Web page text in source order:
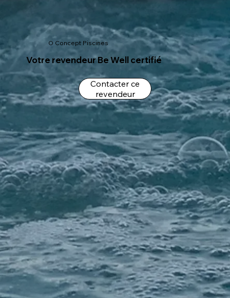
O Concept Piscines
Votre revendeur Be Well certifié
Contacter ce
revendeur